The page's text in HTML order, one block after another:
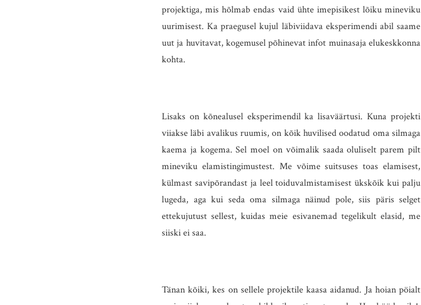
projektiga, mis hõlmab endas vaid ühte imepisikest lõiku mineviku
uurimisest. Ka praegusel kujul läbiviidava eksperimendi abil saame
uut ja huvitavat, kogemusel põhinevat infot muinasaja elukeskkonna
kohta.
Lisaks on kõnealusel eksperimendil ka lisaväärtusi. Kuna projekti
viiakse läbi avalikus ruumis, on kõik huvilised oodatud oma silmaga
kaema ja kogema. Sel moel on võimalik saada oluliselt parem pilt
mineviku elamistingimustest. Me võime suitsuses toas elamisest,
külmast savipõrandast ja leel toiduvalmistamisest ükskõik kui palju
lugeda, aga kui seda oma silmaga näinud pole, siis päris selget
ettekujutust sellest, kuidas meie esivanemad tegelikult elasid, me
siiski ei saa.
Tänan kõiki, kes on sellele projektile kaasa aidanud. Ja hoian pöialt